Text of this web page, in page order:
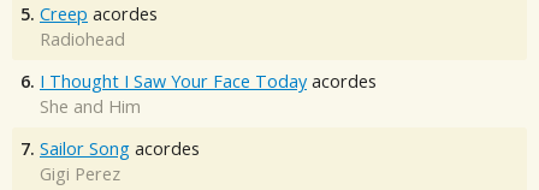
5. Creep acordes
Radiohead
6. I Thought I Saw Your Face Today acordes
She and Him
7. Sailor Song acordes
Gigi Perez